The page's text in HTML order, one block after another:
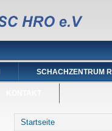
SCHACHZENTRUM
Sie sind hier
Startseite